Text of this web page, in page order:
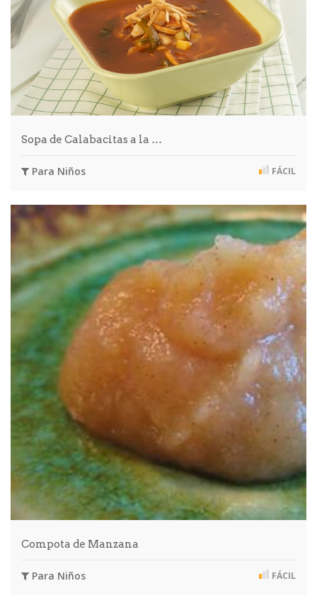
Sopa de Calabacitas a la …
Para Niños FÁCIL
Compota de Manzana
Para Niños FÁCIL